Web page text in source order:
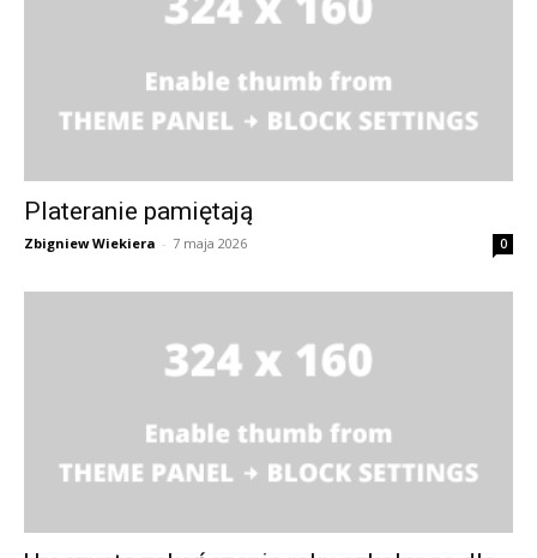
Plateranie pamiętają
Zbigniew Wiekiera - 7 maja 2026 0